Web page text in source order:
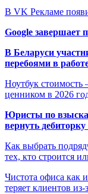
В VK Рекламе
Google завершает
В Беларуси
перебоями в
Ноутбук стоимость
ценником в 2026
Юристы по
вернуть
Как выбрать
тех, кто строится
Чистота офиса как
теряет клиентов из-